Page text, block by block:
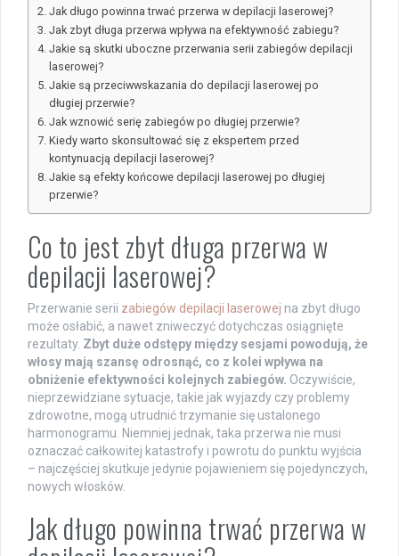
Jak długo powinna trwać przerwa w depilacji laserowej?
Jak zbyt długa przerwa wpływa na efektywność zabiegu?
Jakie są skutki uboczne przerwania serii zabiegów depilacji
laserowej?
Jakie są przeciwwskazania do depilacji laserowej po
długiej przerwie?
Jak wznowić serię zabiegów po długiej przerwie?
Kiedy warto skonsultować się z ekspertem przed
kontynuacją depilacji laserowej?
Jakie są efekty końcowe depilacji laserowej po długiej
przerwie?
Co to jest zbyt długa przerwa w
depilacji laserowej?
Przerwanie serii zabiegów depilacji laserowej na zbyt długo
może osłabić, a nawet zniweczyć dotychczas osiągnięte
rezultaty. Zbyt duże odstępy między sesjami powodują, że
włosy mają szansę odrosnąć, co z kolei wpływa na
obniżenie efektywności kolejnych zabiegów. Oczywiście,
nieprzewidziane sytuacje, takie jak wyjazdy czy problemy
zdrowotne, mogą utrudnić trzymanie się ustalonego
harmonogramu. Niemniej jednak, taka przerwa nie musi
oznaczać całkowitej katastrofy i powrotu do punktu wyjścia
– najczęściej skutkuje jedynie pojawieniem się pojedynczych,
nowych włosków.
Jak długo powinna trwać przerwa w